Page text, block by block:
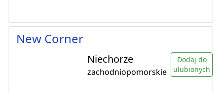
New Corner
Niechorze
zachodniopomorskie
Dodaj do
ulubionych